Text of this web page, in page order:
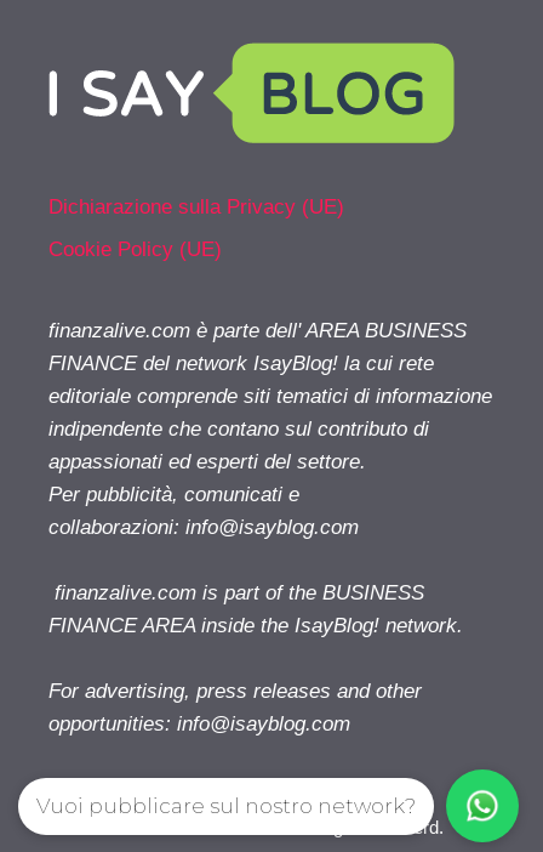
Dichiarazione sulla Privacy (UE)
Cookie Policy (UE)
finanzalive.com è parte dell' AREA BUSINESS
FINANCE del network IsayBlog! la cui rete
editoriale comprende siti tematici di informazione
indipendente che contano sul contributo di
appassionati ed esperti del settore.
Per pubblicità, comunicati e
collaborazioni: info@isayblog.com
finanzalive.com is part of the BUSINESS
FINANCE AREA inside the IsayBlog! network.
For advertising, press releases and other
opportunities: info@isayblog.com
Finanzalive.com © 2026. All right reserverd.
Vuoi pubblicare sul nostro network?